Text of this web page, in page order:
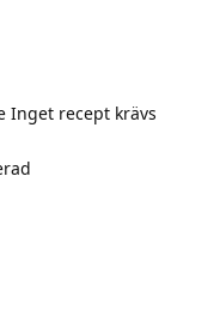
Inget recept krävs